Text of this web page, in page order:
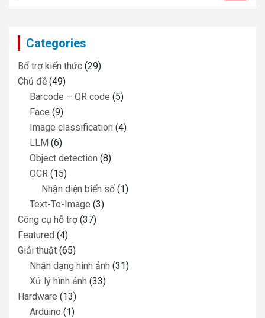
a
Categories
Bổ trợ kiến thức (29)
Chủ đề (49)
Barcode – QR code (5)
Face (9)
Image classification (4)
LLM (6)
Object detection (8)
OCR (15)
Nhận diện biển số (1)
Text-To-Image (3)
Công cụ hỗ trợ(37)
Featured (4)
Giải thuật (65)
Nhận dạng hình ảnh (31)
Xử lý hình ảnh (33)
Hardware (13)
Arduino (1)